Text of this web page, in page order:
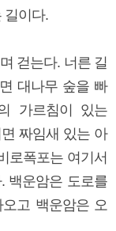
길이다.
걷는다. 너른 길
대나무 숲을 빠
가르침이 있는
면 짜임새 있는 아
로폭포는 여기서
백운암은 도로를
고 백운암은 오